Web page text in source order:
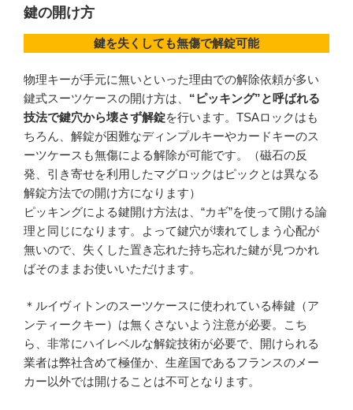
鍵の開け方
鍵を失くしても無傷で解錠可能
物理キーが手元に無いといった理由での解除依頼が多い
鍵式スーツケースの開け方は、 “ピッキング”と呼ばれる
技法で鍵穴から壊さず解錠を行います。TSAロックはも
ちろん、解錠が困難なディンプルキーやカードキーのス
ーツケースも無傷による解除が可能です。（磁石の反
発、引き寄せを利用したマグロックはピックとは異なる
解錠方法での開け方になります）
ピッキングによる鍵開け方法は、“カギ”を使って開ける論
理と同じになります。よって鍵穴が壊れてしまう心配が
無いので、失くした置き忘れた持ち忘れた鍵が見つかれ
ばそのままお使いいただけます。
＊ルイヴィトンのスーツケースに使われている棒鍵（ア
ンティークキー）は無くさないよう注意が必要。こち
ら、非常にハイレベルな解錠技術が必要で、開けられる
業者は弊社含めて極僅か、生産国であるフランスのメー
カー以外では開けることは不可となります。